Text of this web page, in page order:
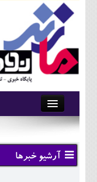
آرشیو
تماس با ما
وبلاگ
آرشیو خبرها